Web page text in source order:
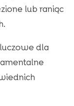
lub raniąc
dla